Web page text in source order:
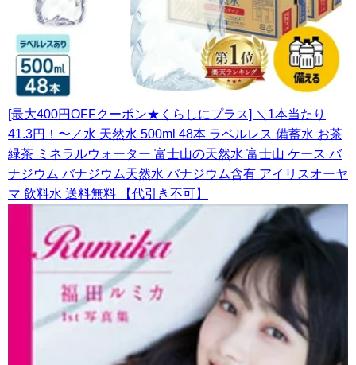
[最大400円OFFクーポン★くらしにプラス] ＼1本当たり
41.3円！〜／水 天然水 500ml 48本 ラベルレス 備蓄水 お茶
緑茶 ミネラルウォーター 富士山の天然水 富士山 ケース バ
ナジウム バナジウム天然水 バナジウム含有 アイリスオーヤ
マ 飲料水 送料無料 【代引き不可】